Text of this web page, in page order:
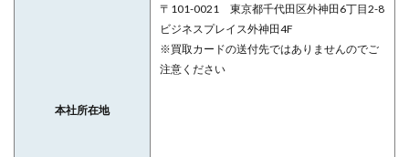
本社所在地
〒101-0021 東京都千代田区外神田6丁目2-8
ビジネスプレイス外神田4F
※買取カードの送付先ではありませんのでご
注意ください